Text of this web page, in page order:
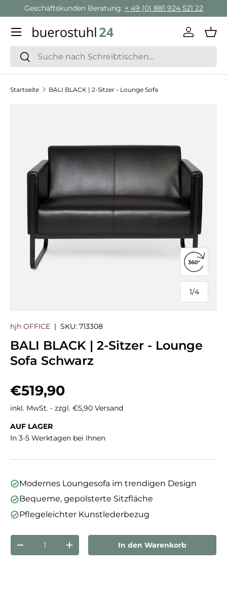
Direkt zum Inhalt
Geschäftskunden Beratung: + 49 (0) 881 924 521 22
Suchen
Suchen
Menü
Startseite BALI BLACK | 2-Sitzer - Lounge Sofa
1/
von
4
360°-
hjh OFFICE | SKU: 713308
BALI BLACK | 2-Sitzer - Lounge
Sofa Schwarz
Normaler Preis
€519,90
inkl. MwSt. - zzgl. €5,90 Versand
AUF LAGER
In 3-5 Werktagen bei Ihnen
Modernes Loungesofa im trendigen Design
Bequeme, gepolsterte Sitzfläche
Pflegeleichter Kunstlederbezug
Anzahl
Menge verringernMenge erhöhenIn den Warenkorb